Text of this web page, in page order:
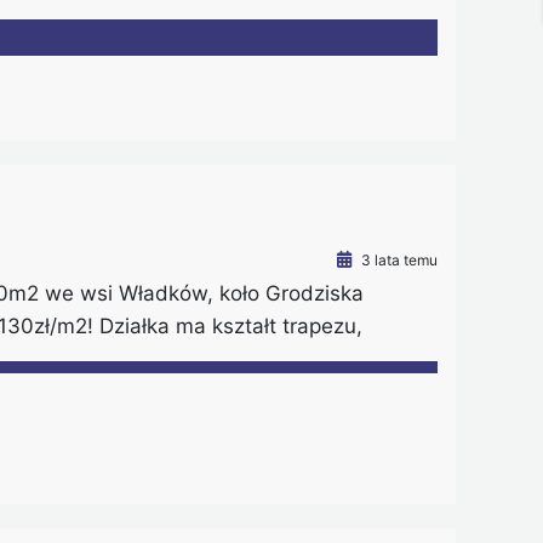
1751 m2; – znajduje się w odległości
powstała duża galeria handlowa, są
3 lata temu
we wsi Władków, koło Grodziska
m2! Działka ma kształt trapezu,
boku znajduje się urokliwy staw.